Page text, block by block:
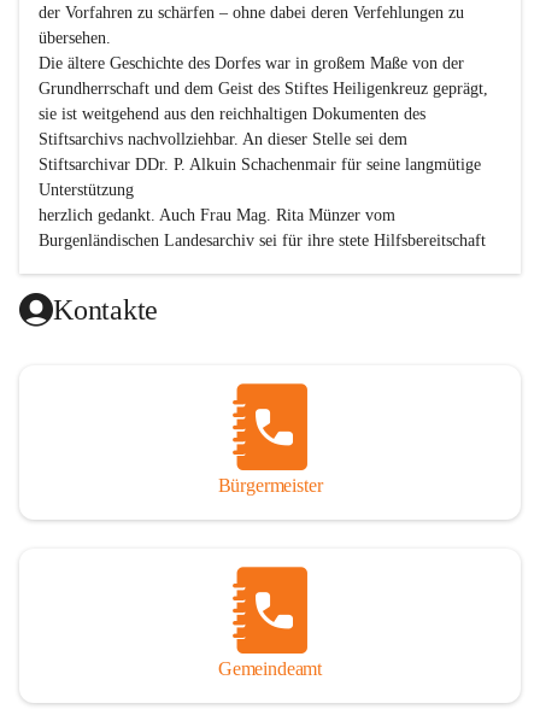
der Vorfahren zu schärfen – ohne dabei deren Verfehlungen zu
übersehen.
Die ältere Geschichte des Dorfes war in großem Maße von der
Grundherrschaft und dem Geist des Stiftes Heiligenkreuz geprägt,
sie ist weitgehend aus den reichhaltigen Dokumenten des
Stiftsarchivs nachvollziehbar. An dieser Stelle sei dem
Stiftsarchivar DDr. P. Alkuin Schachenmair für seine langmütige
Unterstützung
herzlich gedankt. Auch Frau Mag. Rita Münzer vom
Burgenländischen Landesarchiv sei für ihre stete Hilfsbereitschaft
Dank gilt den Textautoren dieser Chronik, dem kleinen
Redaktionsteam, für die gute Zusammenarbeit.
gedankt werden, die durch ihre Erinnerungen, Informationen und
durch das Überlassen von Fotos und Dokumenten zum Gesamtbild
dieses Buches wesentlich beigetragen haben.
Der Zeitdruck war enorm, um das Werk auch zeitgerecht für das
Jubiläumsjahr abschließen zu können. Daher mag um Nachsicht
Ausführlichkeit behandelt erscheinen, oder auch der eine oder
andere Fehler unterlief. Die Autoren haben nach ihren
individuellen Möglichkeiten mit bestem Wissen und Gewissen
Kontakte
Bürgermeister
Gemeindeamt